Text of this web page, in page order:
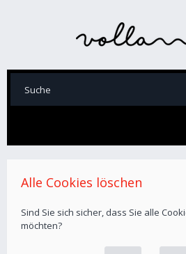
Alle Cookies löschen
Sind Sie sich sicher, dass Sie alle
möchten?